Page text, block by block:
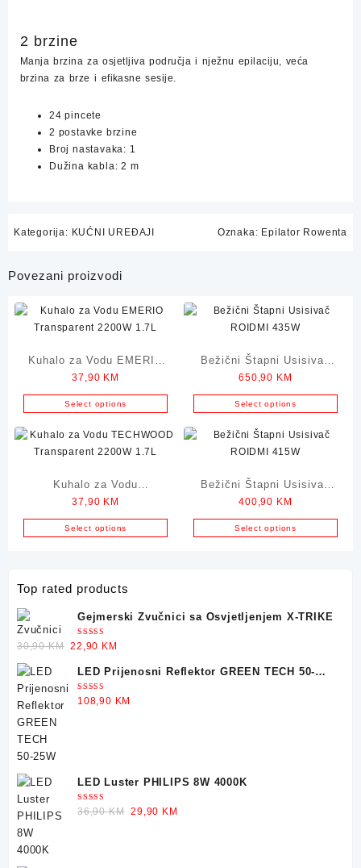
2 brzine
Manja brzina za osjetljiva područja i nježnu epilaciju, veća
brzina za brze i efikasne sesije.
24 pincete
2 postavke brzine
Broj nastavaka: 1
Dužina kabla: 2 m
Kategorija: KUĆNI UREĐAJI Oznaka: Epilator Rowenta
Povezani proizvodi
Kuhalo za Vodu EMERIO
Transparent 2200W 1.7L
37,90 KM
Select options
Bežični Štapni Usisivač
ROIDMI 435W
650,90 KM
Select options
Kuhalo za Vodu
TECHWOOD Transparent
2200W 1.7L
37,90 KM
Select options
Bežični Štapni Usisivač
ROIDMI 415W
400,90 KM
Select options
Top rated products
Gejmerski Zvučnici sa Osvjetljenjem X-TRIKE
Ocjenjeno
5.00 od 5
30,90KM Original
was:
30,90 KM.
22,90 KM
is:
22,90 KM.
LED Prijenosni Reflektor GREEN TECH 50-
25W
Ocjenjeno
5.00od 5
108,90 KM
LED Luster PHILIPS 8W 4000K
Ocjenjeno
5.00od 5
36,90KM Original
29,90 KM